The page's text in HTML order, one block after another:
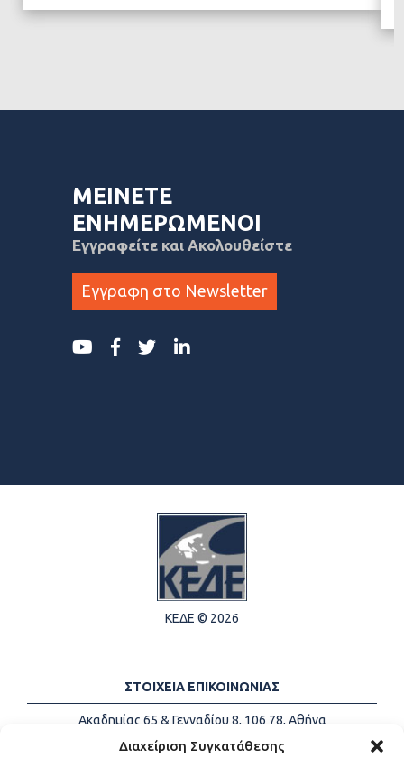
Διαχείριση Συγκατάθεσης
ΜΕΙΝΕΤΕ
ΕΝΗΜΕΡΩΜΕΝΟΙ
Εγγραφείτε και Ακολουθείστε
Εγγραφη στο Newsletter
ΚΕΔΕ © 2026
ΣΤΟΙΧΕΙΑ ΕΠΙΚΟΙΝΩΝΙΑΣ
Ακαδημίας 65 & Γενναδίου 8, 106 78, Αθήνα
Τηλέφωνα:
+30 213-2147500